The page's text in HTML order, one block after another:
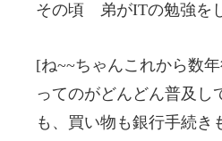
その頃 弟がITの勉強を
[ね~~ちゃんこれから数
ってのがどんどん普及し
も、買い物も銀行手続き